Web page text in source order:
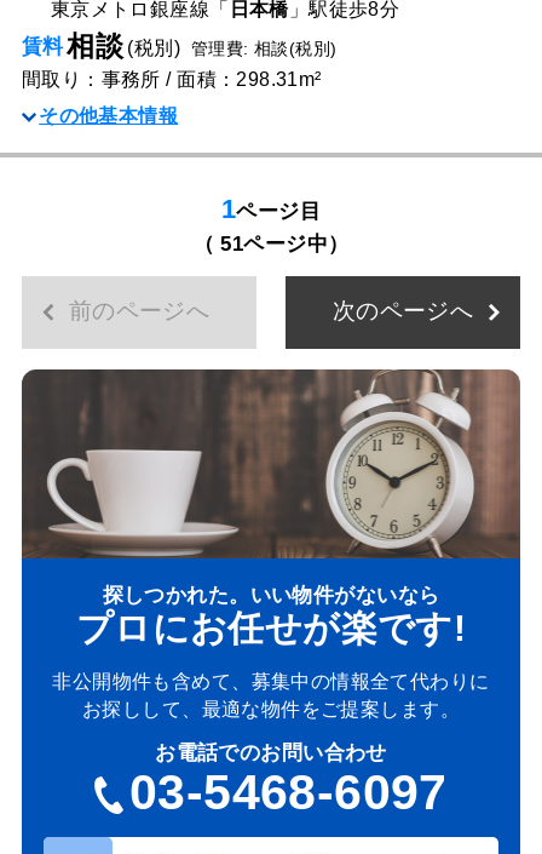
東京メトロ銀座線「
日本橋」駅徒歩8分
賃料相談(税別) 管理費: 相談(税別)
間取り：事務所 / 面積：298.31m²
その他基本情報
1ページ目
（ 51ページ中）
前のページへ 次のページへ
探しつかれた。いい物件がないなら
プロにお任せが楽です!
非公開物件も含めて、募集中の情報全て代わりに
お探しして、最適な物件をご提案します。
お電話でのお問い合わせ
03-5468-6097